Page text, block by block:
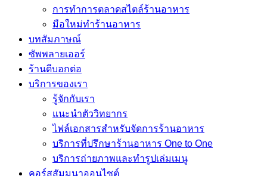
การทำการตลาดสไตล์ร้านอาหาร
มือใหม่ทำร้านอาหาร
บทสัมภาษณ์
ซัพพลายเออร์
ร้านดีบอกต่อ
บริการของเรา
รู้จักกับเรา
แนะนำตัววิทยากร
ไฟล์เอกสารสำหรับจัดการร้านอาหาร
บริการที่ปรึกษาร้านอาหาร One to One
บริการถ่ายภาพและทำรูปเล่มเมนู
คอร์สสัมมนาออนไซต์